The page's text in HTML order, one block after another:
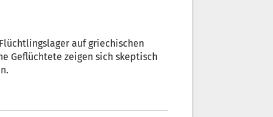
auf griechischen
Geflüchtete zeigen sich skeptisch